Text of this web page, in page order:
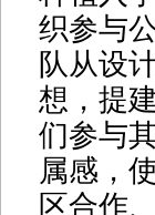
织参与
队从设
想，提
们参与
属感，
区合作